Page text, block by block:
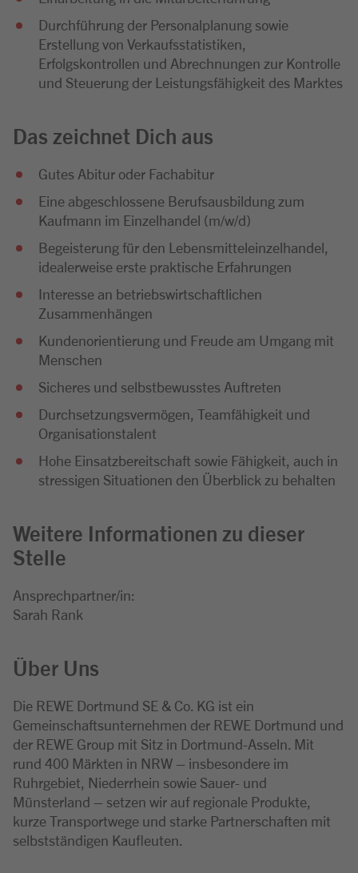
Durchführung der Personalplanung sowie
Erstellung von Verkaufsstatistiken,
Erfolgskontrollen und Abrechnungen zur Kontrolle
und Steuerung der Leistungsfähigkeit des Marktes
Das zeichnet Dich aus
Gutes Abitur oder Fachabitur
Eine abgeschlossene Berufsausbildung zum
Kaufmann im Einzelhandel (m/w/d)
Begeisterung für den Lebensmitteleinzelhandel,
idealerweise erste praktische Erfahrungen
Interesse an betriebswirtschaftlichen
Zusammenhängen
Kundenorientierung und Freude am Umgang mit
Menschen
Sicheres und selbstbewusstes Auftreten
Durchsetzungsvermögen, Teamfähigkeit und
Organisationstalent
Hohe Einsatzbereitschaft sowie Fähigkeit, auch in
stressigen Situationen den Überblick zu behalten
Weitere Informationen zu dieser
Stelle
Ansprechpartner/in:
Sarah Rank
Über Uns
Die REWE Dortmund SE & Co. KG ist ein
Gemeinschaftsunternehmen der REWE Dortmund und
der REWE Group mit Sitz in Dortmund-Asseln. Mit
rund 400 Märkten in NRW – insbesondere im
Ruhrgebiet, Niederrhein sowie Sauer- und
Münsterland – setzen wir auf regionale Produkte,
kurze Transportwege und starke Partnerschaften mit
selbstständigen Kaufleuten.